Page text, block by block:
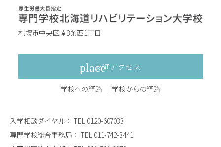
札幌市中央区南3条西1丁目
交通アクセス
学校への経路 学校からの経路
入学相談ダイヤル： TEL.0120-607033
専門学校総合事務局： TEL.011-742-3441